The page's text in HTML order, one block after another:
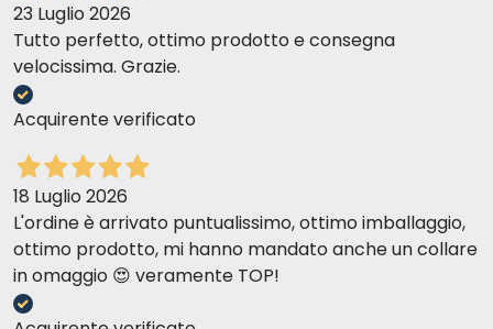
23 Luglio 2026
Tutto perfetto, ottimo prodotto e consegna
velocissima. Grazie.
Acquirente verificato
18 Luglio 2026
L'ordine è arrivato puntualissimo, ottimo imballaggio,
ottimo prodotto, mi hanno mandato anche un collare
in omaggio 😍 veramente TOP!